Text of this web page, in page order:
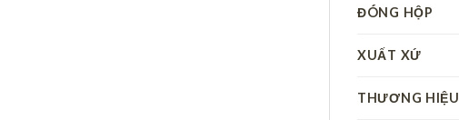
ĐÓNG HỘP
XUẤT XỨ
THƯƠNG HIỆU